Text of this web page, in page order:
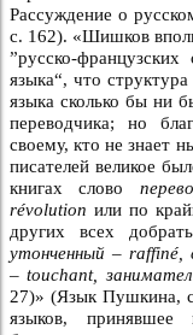
Рассуждение о
с. 162). «Шишков
”русско-
языка“, что
языка сколько бы ни
переводчика; но
своему, кто не знает
писателей великое
книгах слово
révolution или по
других всех
утонченный – raffiné,
– touchant,
27)» (Язык Пушкина,
языков,